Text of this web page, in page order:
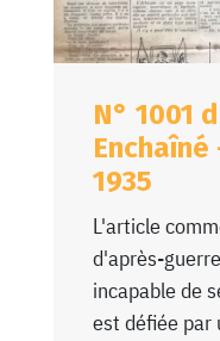
N° 1001
1935
L'article
d'après-
incapable de
est défiée par